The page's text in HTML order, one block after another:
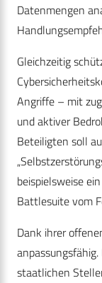
Datenmengen
Gleichzeitig
Angriffe – mit
und aktiver
Beteiligten soll
beispielsweise
Battlesuite vom
Dank ihrer
staatlichen